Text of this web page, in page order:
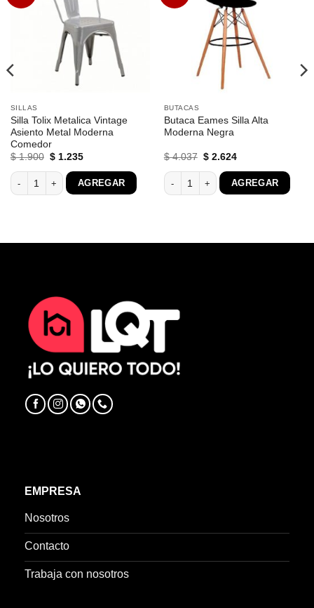
SILLAS
Silla Tolix Metalica Vintage
Asiento Metal Moderna
Comedor
$1.900 El
original
era:
$ 1.900.
$1.235El
actual
es:
$ 1.235.
Silla Tolix Metalica Vintage Asiento Metal Moderna Comedor cantidad
AGREGAR
BUTACAS
Butaca Eames Silla Alta
Moderna Negra
$4.037 El
original
era:
$ 4.037.
$2.624El
actual
es:
$ 2.624.
Butaca Eames Silla Alta Moderna
AGREGAR
Y Asiento Ratan Natural cantidad
EMPRESA
Nosotros
Contacto
Trabaja con nosotros